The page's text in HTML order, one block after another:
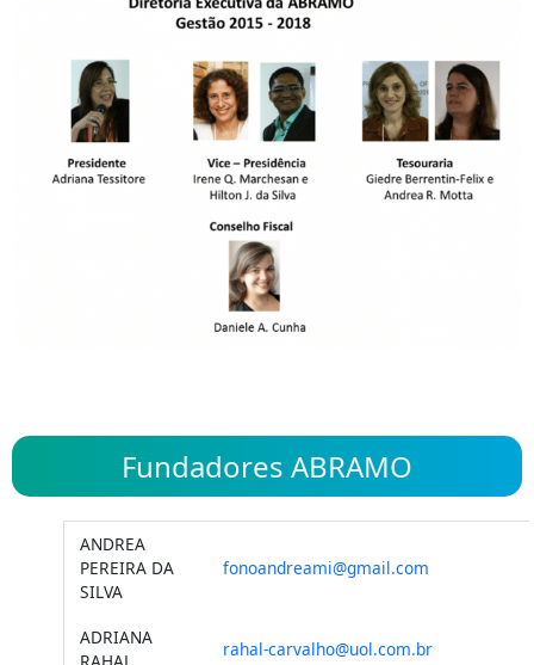
Fundadores ABRAMO
ANDREA
PEREIRA DA
SILVA
fonoandreami@gmail.com
ADRIANA
rahal-carvalho@uol.com.br